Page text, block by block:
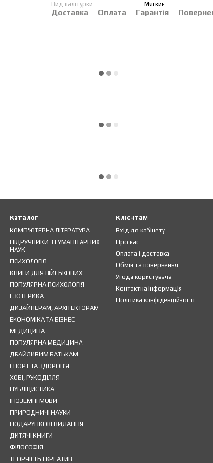
Вид палітурки
Мягкий
Доставка Оплата Гарантія
Каталог
КОМП'ЮТЕРНА ЛІТЕРАТУРА
ПІДРУЧНИКИ З ГУМАНІТАРНИХ
НАУК
ПСИХОЛОГІЯ
КНИГИ ДЛЯ ВІЙСЬКОВИХ
ПОПУЛЯРНА ПСИХОЛОГІЯ
ЕЗОТЕРИКА
ДИЗАЙНЕРАМ, АРХІТЕКТОРАМ
ЕКОНОМІКА ТА БІЗНЕС
МЕДИЦИНА
ПОПУЛЯРНА МЕДИЦИНА
ДБАЙЛИВИМ БАТЬКАМ
СПОРТ ТА ЗДОРОВ'Я
ХОБІ, РУКОДІЛЛЯ
ПУБЛІЦИСТИКА
ІНОЗЕМНІ МОВИ
ПРИРОДНИЧІ НАУКИ
ПОДАРУНКОВІ ВИДАННЯ
ДИТЯЧІ КНИГИ
ФІЛОСОФІЯ
ТВОРЧІСТЬ І КРЕАТИВ
Клієнтам
Вхід до кабінету
Про нас
Оплата і доставка
Обмін та повернення
Угода користувача
Контактна інформація
Політика конфіденційності